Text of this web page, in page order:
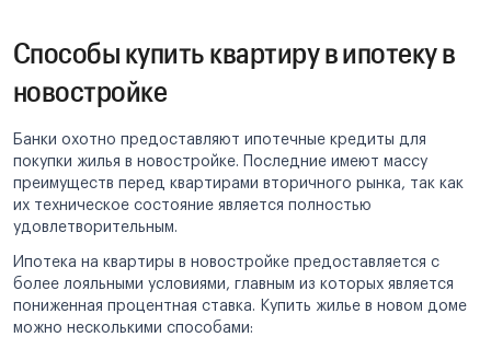
Способы купить квартиру в ипотеку в
новостройке
Банки охотно предоставляют ипотечные кредиты для
покупки жилья в новостройке. Последние имеют массу
преимуществ перед квартирами вторичного рынка, так как
их техническое состояние является полностью
удовлетворительным.
Ипотека на квартиры в новостройке предоставляется с
более лояльными условиями, главным из которых является
пониженная процентная ставка. Купить жилье в новом доме
можно несколькими способами: